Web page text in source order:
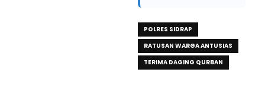
POLRES SIDRAP
RATUSAN WARGA ANTUSIAS
TERIMA DAGING QURBAN